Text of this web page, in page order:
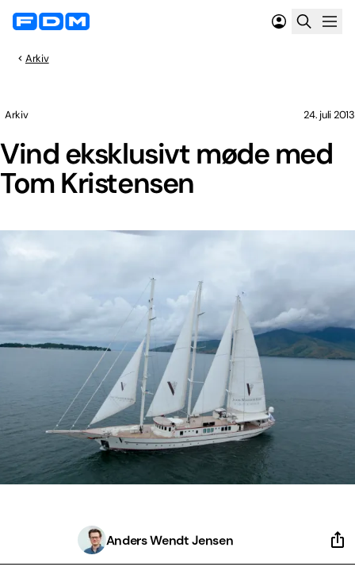
Arkiv
Vind eksklusivt møde med
Tom Kristensen
Arkiv 24. juli 2013
Anders Wendt Jensen